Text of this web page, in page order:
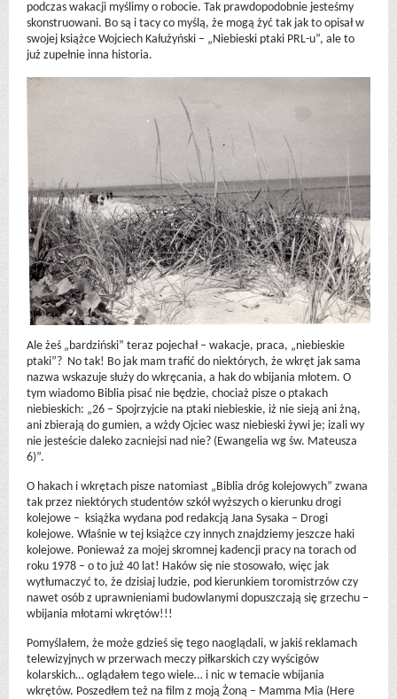
podczas wakacji myślimy o robocie. Tak prawdopodobnie jesteśmy
skonstruowani. Bo są i tacy co myślą, że mogą żyć tak jak to opisał w
swojej książce Wojciech Kałużyński – „Niebieski ptaki PRL-u”, ale to
już zupełnie inna historia.
Ale żeś „bardziński” teraz pojechał – wakacje, praca, „niebieskie
ptaki”? No tak! Bo jak mam trafić do niektórych, że wkręt jak sama
nazwa wskazuje służy do wkręcania, a hak do wbijania młotem. O
tym wiadomo Biblia pisać nie będzie, chociaż pisze o ptakach
niebieskich: „26 – Spojrzyjcie na ptaki niebieskie, iż nie sieją ani żną,
ani zbierają do gumien, a wżdy Ojciec wasz niebieski żywi je; izali wy
nie jesteście daleko zacniejsi nad nie? (Ewangelia wg św. Mateusza
6)”.
O hakach i wkrętach pisze natomiast „Biblia dróg kolejowych” zwana
tak przez niektórych studentów szkół wyższych o kierunku drogi
kolejowe – książka wydana pod redakcją Jana Sysaka – Drogi
kolejowe. Właśnie w tej książce czy innych znajdziemy jeszcze haki
kolejowe. Ponieważ za mojej skromnej kadencji pracy na torach od
roku 1978 – o to już 40 lat! Haków się nie stosowało, więc jak
wytłumaczyć to, że dzisiaj ludzie, pod kierunkiem toromistrzów czy
nawet osób z uprawnieniami budowlanymi dopuszczają się grzechu –
wbijania młotami wkrętów!!!
Pomyślałem, że może gdzieś się tego naoglądali, w jakiś reklamach
telewizyjnych w przerwach meczy piłkarskich czy wyścigów
kolarskich… oglądałem tego wiele… i nic w temacie wbijania
wkrętów. Poszedłem też na film z moją Żoną – Mamma Mia (Here